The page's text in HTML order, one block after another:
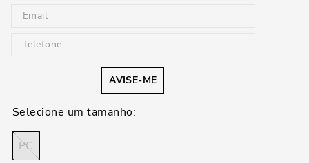
AVISE-ME
PC